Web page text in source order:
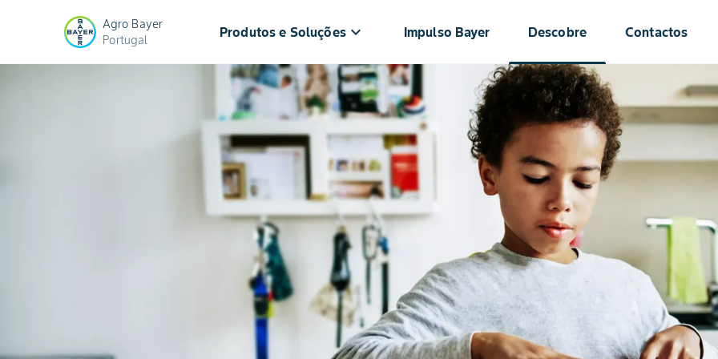
Agro Bayer
Portugal
Produtos e Soluçõeskeyboard_arrow_down Impulso Bayer Descobre Contactos